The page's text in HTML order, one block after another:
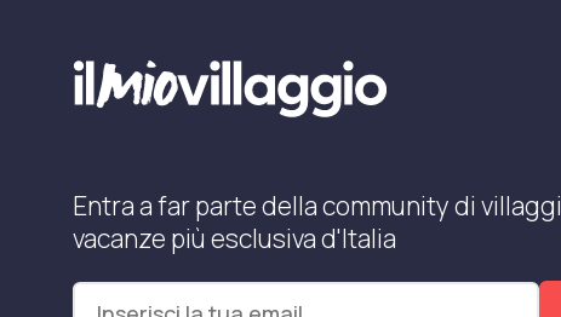
Entra a far parte della community di villaggi
vacanze più esclusiva d'Italia